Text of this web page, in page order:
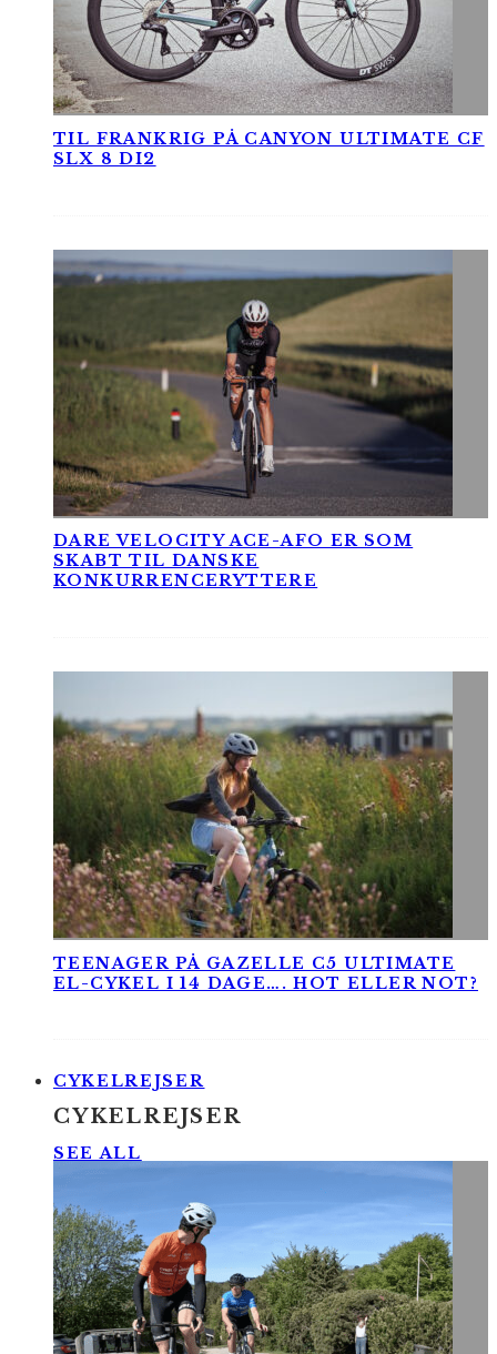
TIL FRANKRIG PÅ CANYON ULTIMATE CF
SLX 8 DI2
DARE VELOCITY ACE-AFO ER SOM
SKABT TIL DANSKE
KONKURRENCERYTTERE
TEENAGER PÅ GAZELLE C5 ULTIMATE
EL-CYKEL I 14 DAGE…. HOT ELLER NOT?
CYKELREJSER
CYKELREJSER
SEE ALL